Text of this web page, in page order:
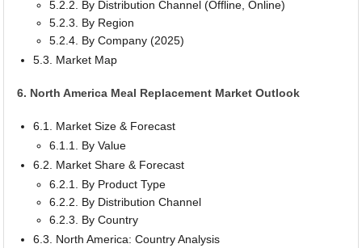
5.2.2. By Distribution Channel (Offline, Online)
5.2.3. By Region
5.2.4. By Company (2025)
5.3. Market Map
6. North America Meal Replacement Market Outlook
6.1. Market Size & Forecast
6.1.1. By Value
6.2. Market Share & Forecast
6.2.1. By Product Type
6.2.2. By Distribution Channel
6.2.3. By Country
6.3. North America: Country Analysis